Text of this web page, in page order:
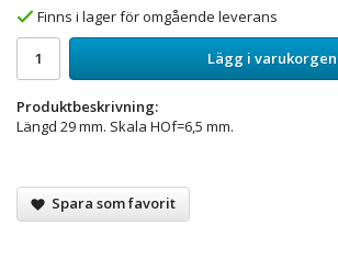
Finns i lager för omgående leverans
Lägg i varukorgen
Produktbeskrivning:
Längd 29 mm. Skala HOf=6,5 mm.
Spara som favorit